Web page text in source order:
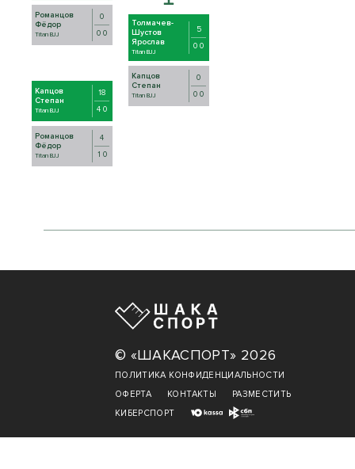
Романцов
Фёдор
Titan BJJ
0
0 0
Капцов
Степан
Titan BJJ
18
4 0
Романцов
Фёдор
Titan BJJ
4
1 0
Толмачев-
Шустов
Ярослав
Titan BJJ
5
0 0
Капцов
Степан
Titan BJJ
0
0 0
© «ШАКАСПОРТ» 2026
ПОЛИТИКА КОНФИДЕНЦИАЛЬНОСТИ
ОФЕРТА
КОНТАКТЫ
РАЗМЕСТИТЬ
КИБЕРСПОРТ